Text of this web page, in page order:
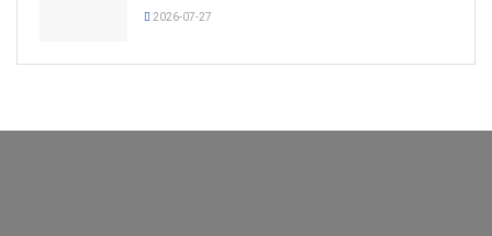
2026-07-27